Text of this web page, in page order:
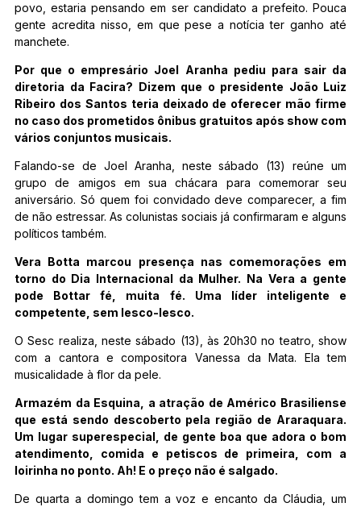
povo, estaria pensando em ser candidato a prefeito. Pouca
gente acredita nisso, em que pese a notícia ter ganho até
manchete.
Por que o empresário Joel Aranha pediu para sair da
diretoria da Facira? Dizem que o presidente João Luiz
Ribeiro dos Santos teria deixado de oferecer mão firme
no caso dos prometidos ônibus gratuitos após show com
vários conjuntos musicais.
Falando-se de Joel Aranha, neste sábado (13) reúne um
grupo de amigos em sua chácara para comemorar seu
aniversário. Só quem foi convidado deve comparecer, a fim
de não estressar. As colunistas sociais já confirmaram e alguns
políticos também.
Vera Botta marcou presença nas comemorações em
torno do Dia Internacional da Mulher. Na Vera a gente
pode Bottar fé, muita fé. Uma líder inteligente e
competente, sem lesco-lesco.
O Sesc realiza, neste sábado (13), às 20h30 no teatro, show
com a cantora e compositora Vanessa da Mata. Ela tem
musicalidade à flor da pele.
Armazém da Esquina, a atração de Américo Brasiliense
que está sendo descoberto pela região de Araraquara.
Um lugar superespecial, de gente boa que adora o bom
atendimento, comida e petiscos de primeira, com a
loirinha no ponto. Ah! E o preço não é salgado.
De quarta a domingo tem a voz e encanto da Cláudia, um